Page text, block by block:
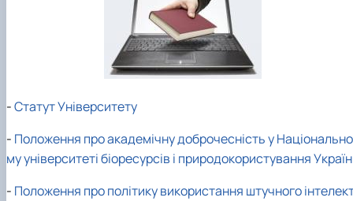
Кафедра міжнародного права та
порівняльного правознавства
План роботи
Протоколи засідань
Звіти про роботу
Договори про співробітництво
-Статут Університету
- Положення про академічну доброчесність у Національно
му університеті біоресурсів і природокористування
- Положення про політику використання штучного